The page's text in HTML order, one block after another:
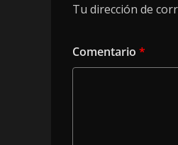
Tu dirección de
Comentario *